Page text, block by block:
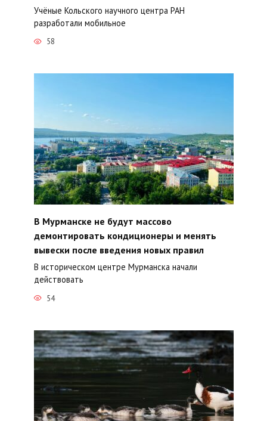
Учёные Кольского научного центра РАН
разработали мобильное
58
В Мурманске не будут массово
демонтировать кондиционеры и менять
вывески после введения новых правил
В историческом центре Мурманска начали
действовать
54